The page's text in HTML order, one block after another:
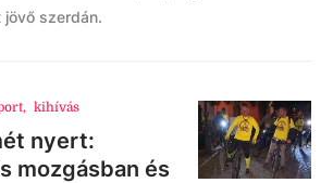
jövő szerdán.
, kihívás
nyert:
mozgásban és